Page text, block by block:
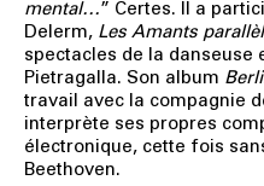
mental…” Certes. Il a
Delerm, Les Amants
spectacles de la danseuse
Pietragalla. Son album
travail avec la compagnie
interprète ses propres
électronique, cette fois
Beethoven.